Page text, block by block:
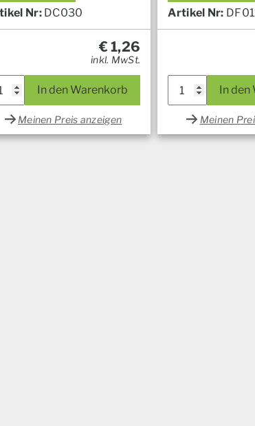
Nr: DC030
€1,26
inkl. MwSt.
In den Warenkorb
Meinen Preis anzeigen
Artikel Nr:
In
Meinen